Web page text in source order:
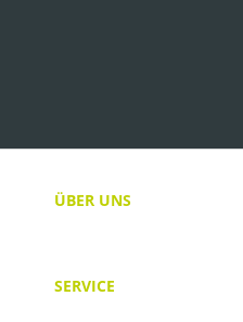
ÜBER UNS
SERVICE